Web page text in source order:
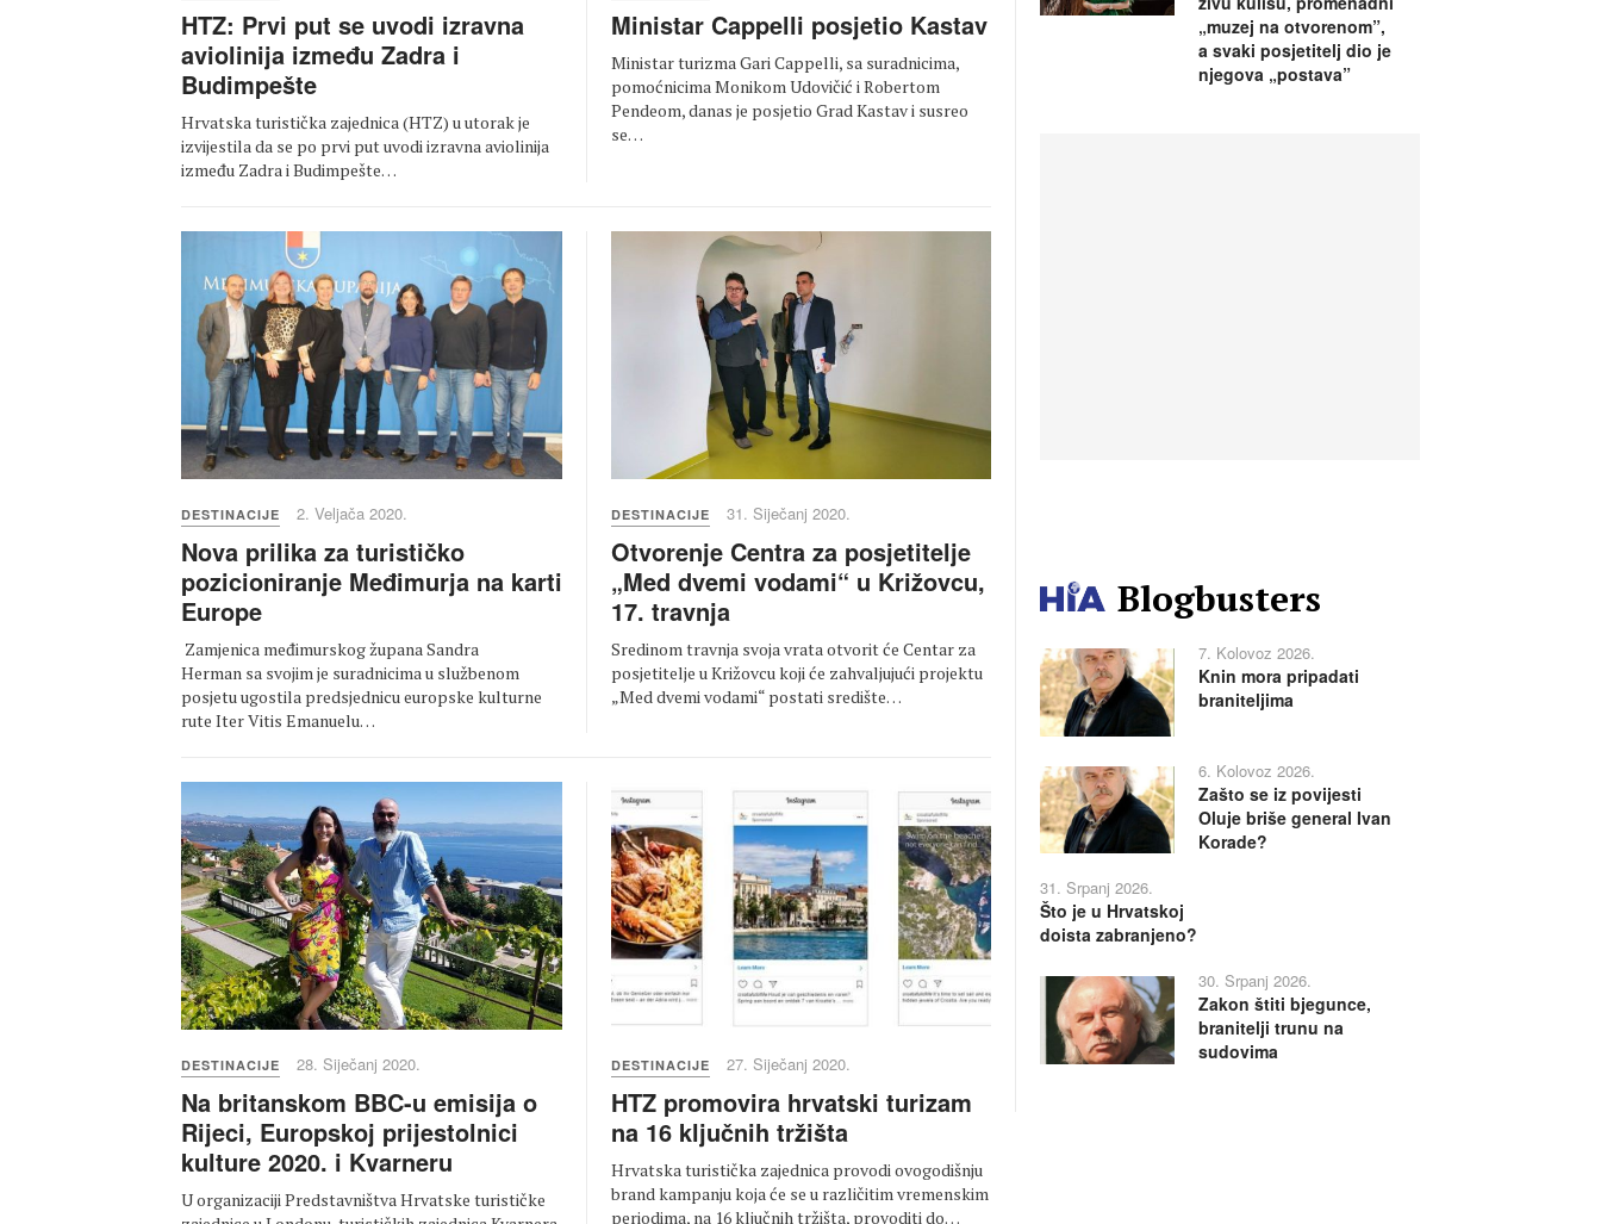
HTZ: Prvi put se uvodi izravna
aviolinija između Zadra i
Budimpešte
Hrvatska turistička zajednica (HTZ) u utorak je
izvijestila da se po prvi put uvodi izravna aviolinija
između Zadra i Budimpešte…
Ministar Cappelli posjetio Kastav
Ministar turizma Gari Cappelli, sa suradnicima,
pomoćnicima Monikom Udovičić i Robertom
Pendeom, danas je posjetio Grad Kastav i susreo
se…
DESTINACIJE 2. Veljača 2020.
Nova prilika za turističko
pozicioniranje Međimurja na karti
Europe
Zamjenica međimurskog župana Sandra
Herman sa svojim je suradnicima u službenom
posjetu ugostila predsjednicu europske kulturne
rute Iter Vitis Emanuelu…
DESTINACIJE 31. Siječanj 2020.
Otvorenje Centra za posjetitelje
„Med dvemi vodami“ u Križovcu,
17. travnja
Sredinom travnja svoja vrata otvorit će Centar za
posjetitelje u Križovcu koji će zahvaljujući projektu
„Med dvemi vodami“ postati središte…
DESTINACIJE 28. Siječanj 2020.
Na britanskom BBC-u emisija o
Rijeci, Europskoj prijestolnici
kulture 2020. i Kvarneru
U organizaciji Predstavništva Hrvatske turističke
DESTINACIJE 27. Siječanj 2020.
HTZ promovira hrvatski turizam
na 16 ključnih tržišta
Hrvatska turistička zajednica provodi ovogodišnju
brand kampanju koja će se u različitim vremenskim
periodima, na 16 ključnih tržišta, provoditi do…
„muzej na otvorenom”,
a svaki posjetitelj dio je
njegova „postava”
Blogbusters
7. Kolovoz 2026.
Knin mora pripadati
braniteljima
6. Kolovoz 2026.
Zašto se iz povijesti
Oluje briše general Ivan
Korade?
31. Srpanj 2026.
Što je u Hrvatskoj
doista zabranjeno?
30. Srpanj 2026.
Zakon štiti bjegunce,
branitelji trunu na
sudovima